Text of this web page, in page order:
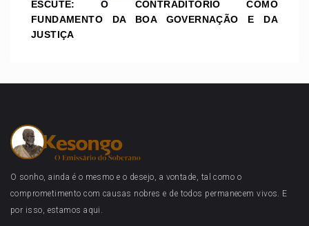
ESCUTE: O CONTRADITÓRIO COMO
FUNDAMENTO DA BOA GOVERNAÇÃO E DA
JUSTIÇA
O sonho, ainda é o mesmo e o desejo, a vontade, tal como o
comprometimento com causas nobres e de todos permanecem vivos. E
por isso, estamos aqui.